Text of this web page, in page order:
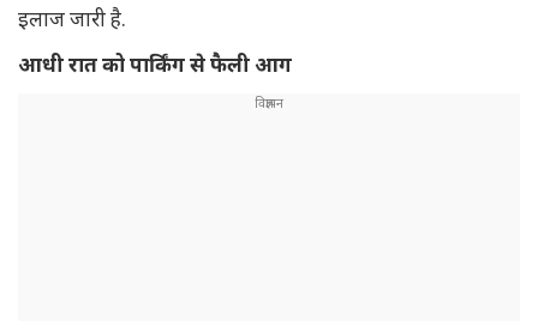
इलाज जारी है.
आधी रात को पार्किंग से फैली आग